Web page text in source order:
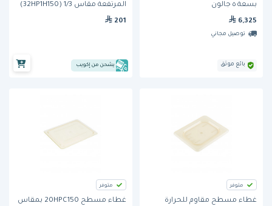
بسعة ٥ جالون
6,325
توصيل مجاني
بائع موثق
المرتفعة مقاس 1/3 (32HP1H150)
من كامبرو
201
يشحن من إكويب
متوفر
غطاء مسطح مقاوم للحرارة
متوفر
غطاء مسطح 20HPC150 بمقاس